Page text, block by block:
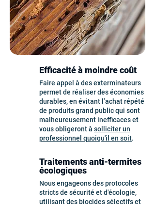
Efficacité à moindre coût
Faire appel à des exterminateurs
permet de réaliser des économies
durables, en évitant l’achat répété
de produits grand public qui sont
malheureusement inefficaces et
vous obligeront à solliciter un
professionnel quoiqu'il en soit.
Traitements anti-termites
écologiques
Nous engageons des protocoles
stricts de sécurité et d'écologie,
utilisant des biocides sélectifs et